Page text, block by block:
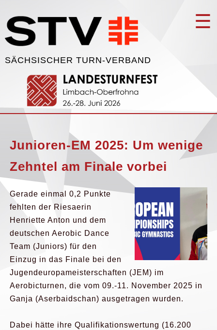
SÄCHSISCHER TURN-VERBAND
☰
Junioren-EM 2025: Um wenige
Zehntel am Finale vorbei
Gerade einmal 0,2 Punkte
fehlten der Riesaerin
Henriette Anton und dem
deutschen Aerobic Dance
Team (Juniors) für den
Einzug in das Finale bei den
Jugendeuropameisterschaften (JEM) im
Aerobicturnen, die vom 09.-11. November 2025 in
Ganja (Aserbaidschan) ausgetragen wurden.
Dabei hätte ihre Qualifikationswertung (16.200